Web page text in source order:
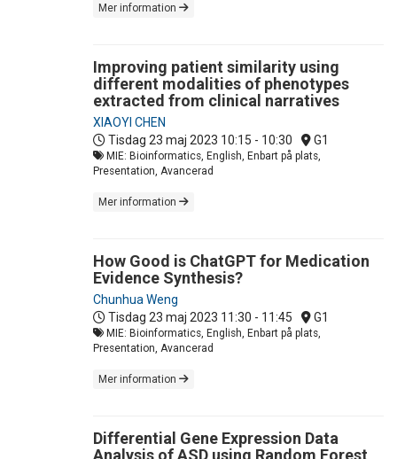
Mer information
Improving patient similarity using
different modalities of phenotypes
extracted from clinical narratives
XIAOYI CHEN
Tisdag 23 maj 2023 10:15 - 10:30 G1
MIE: Bioinformatics, English, Enbart på plats,
Presentation, Avancerad
Mer information
How Good is ChatGPT for Medication
Evidence Synthesis?
Chunhua Weng
Tisdag 23 maj 2023 11:30 - 11:45 G1
MIE: Bioinformatics, English, Enbart på plats,
Presentation, Avancerad
Mer information
Differential Gene Expression Data
Analysis of ASD using Random Forest